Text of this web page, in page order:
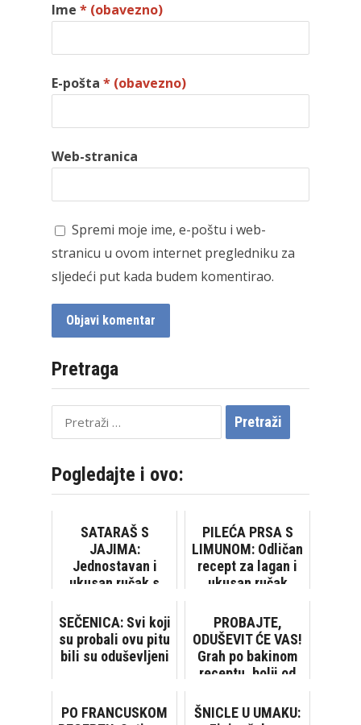
Ime * (obavezno)
E-pošta * (obavezno)
Web-stranica
Spremi moje ime, e-poštu i web-
stranicu u ovom internet pregledniku za
sljedeći put kada budem komentirao.
Pretraga
Pretraži:
Pogledajte i ovo:
SATARAŠ S
JAJIMA:
Jednostavan i
ukusan ručak s
PILEĆA PRSA S
LIMUNOM: Odličan
recept za lagan i
ukusan ručak
SEČENICA: Svi koji
su probali ovu pitu
bili su oduševljeni
PROBAJTE,
ODUŠEVIT ĆE VAS!
Grah po bakinom
receptu, bolji od
PO FRANCUSKOM
ŠNICLE U UMAKU: